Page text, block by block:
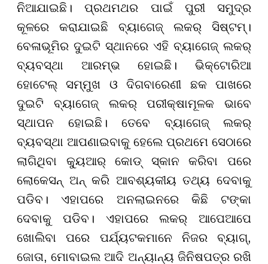
ନିଆଯାଇଛି। ପ୍ରଥମଥର ପାଇଁ ପୁରୀ ସମୁଦ୍ର
କୂଳରେ କରାଯାଇଛି ବ୍ୟାଗେଜ୍ ଲକର୍ ସିଷ୍ଟମ୍।
ବେଳାଭୂମିର ଦୁଇଟି ସ୍ଥାନରେ ଏହି ବ୍ୟାଗେଜ୍ ଲକର୍
ବ୍ୟବସ୍ଥା ଆରମ୍ଭ ହୋଇଛି। ଭିକ୍ଟୋରିଆ
ହୋଟେଲ୍ ସମ୍ମୁଖ ଓ ଦିଗବାରେଣୀ ଛକ ପାଖରେ
ଦୁଇଟି ବ୍ୟାଗେଜ୍ ଲକର୍ ପରୀକ୍ଷାମୂଳକ ଭାବେ
ସ୍ଥାପନ ହୋଇଛି। ତେବେ ବ୍ୟାଗେଜ୍ ଲକର୍
ବ୍ୟବସ୍ଥା ଆପଣାଇବାକୁ ହେଲେ ପ୍ରଥମେ ସେଠାରେ
ଲାଗିଥିବା କ୍ୟୁଆର୍ କୋଡ୍ ସ୍କାନ କରିବା ପରେ
ଲୋକେସନ୍ ଅନ୍ କରି ଆବଶ୍ୟକୀୟ ତଥ୍ୟ ଦେବାକୁ
ପଡିବ। ଏହାପରେ ଅନଲାଇନରେ କିଛି ଟଙ୍କା
ଦେବାକୁ ପଡିବ। ଏହାପରେ ଲକର୍ ଆପେଆପେ
ଖୋଲିବା ପରେ ପର୍ଯ୍ୟଟକମାନେ ନିଜର ବ୍ୟାଗ୍,
ଜୋତା, ମୋବାଇଲ ଆଦି ଅନ୍ୟାନ୍ୟ ଜିନିଷପତ୍ର ରଖି